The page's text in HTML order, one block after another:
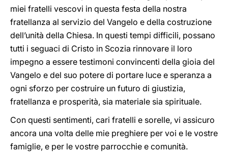
miei fratelli vescovi in questa festa della nostra
fratellanza al servizio del Vangelo e della costruzione
dell’unità della Chiesa. In questi tempi difficili, possano
tutti i seguaci di Cristo in Scozia rinnovare il loro
impegno a essere testimoni convincenti della gioia del
Vangelo e del suo potere di portare luce e speranza a
ogni sforzo per costruire un futuro di giustizia,
fratellanza e prosperità, sia materiale sia spirituale.
Con questi sentimenti, cari fratelli e sorelle, vi assicuro
ancora una volta delle mie preghiere per voi e le vostre
famiglie, e per le vostre parrocchie e comunità.